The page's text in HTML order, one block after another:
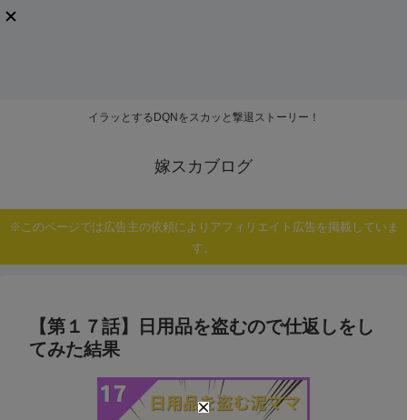
イラッとするDQNをスカッと撃退ストーリー！
嫁スカブログ
※このページでは広告主の依頼によりアフィリエイト広告を掲載していま
す。
【第１７話】日用品を盗むので仕返しをし
てみた結果